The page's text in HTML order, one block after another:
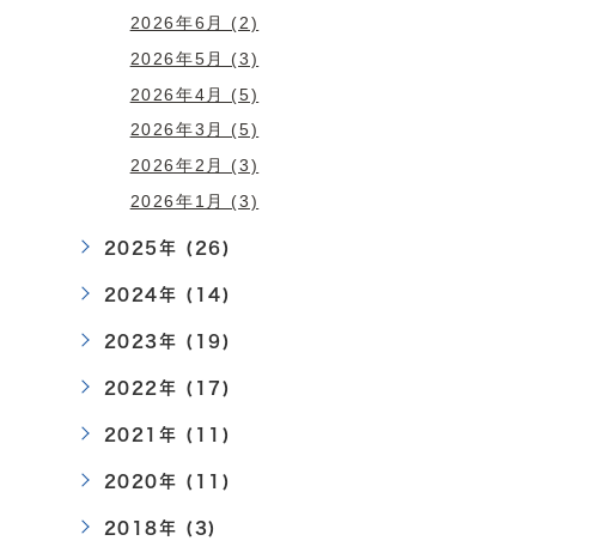
2026年6月 (2)
2026年5月 (3)
2026年4月 (5)
2026年3月 (5)
2026年2月 (3)
2026年1月 (3)
2025年 (26)
2024年 (14)
2023年 (19)
2022年 (17)
2021年 (11)
2020年 (11)
2018年 (3)